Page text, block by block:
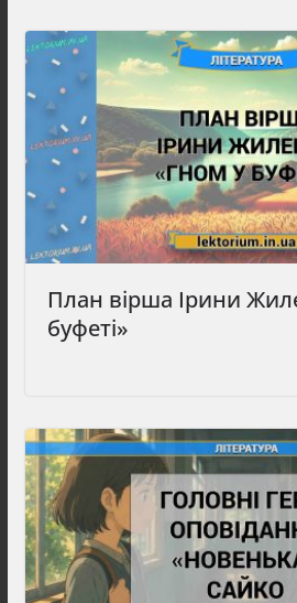
План вірша Ірини
буфеті»